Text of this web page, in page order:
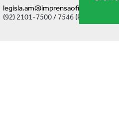
legisla.am@imprensaoficial.am.gov.br
(92) 2101-7500 / 7546 (Ramal)